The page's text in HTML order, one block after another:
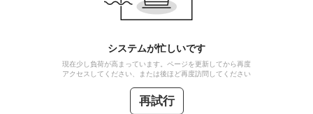
システムが忙しいです
現在少し負荷が高まっています。ページを更新してから再度
アクセスしてください、または後ほど再度訪問してください
再試行